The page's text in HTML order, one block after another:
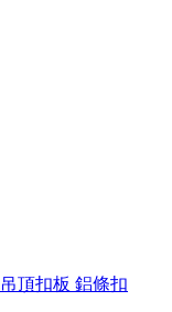
頂扣板 鋁條扣